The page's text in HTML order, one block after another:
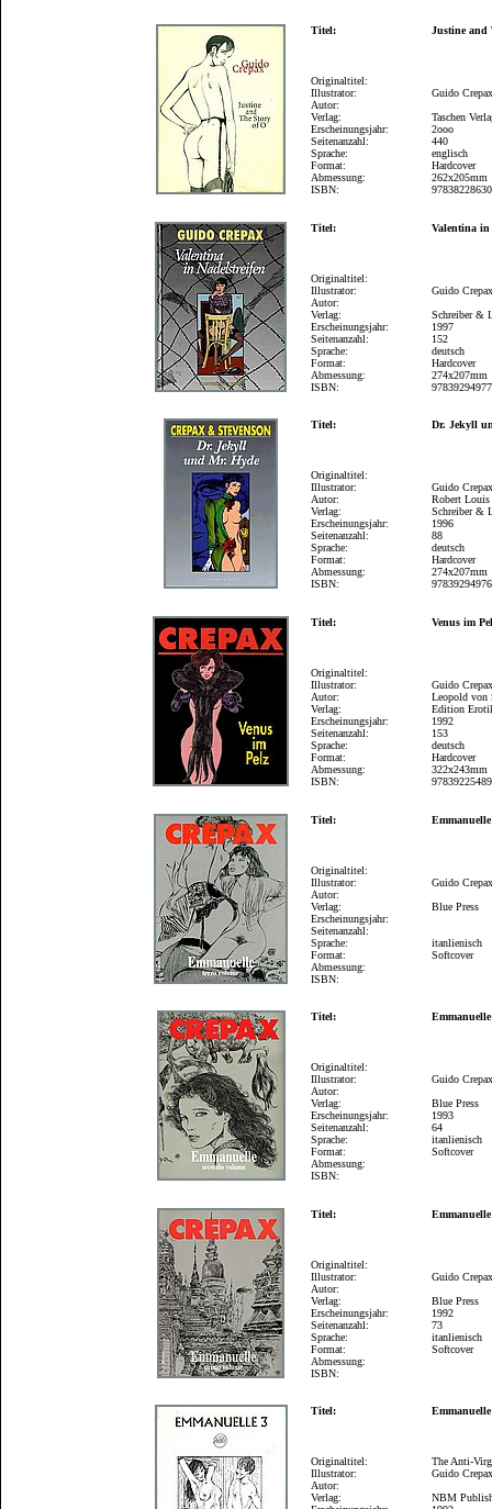
Titel: Justine and
Originaltitel:
Illustrator:
Autor:
Verlag:
Erscheinungsjahr:
Seitenanzahl:
Sprache:
Format:
Abmessung:
ISBN:
Guido
Taschen
2ooo
440
englisch
Hardcover
262x205mm
Titel: Valentina in
Originaltitel:
Illustrator:
Autor:
Verlag:
Erscheinungsjahr:
Seitenanzahl:
Sprache:
Format:
Abmessung:
ISBN:
Guido
Schreiber &
1997
152
deutsch
Hardcover
274x207mm
Titel: Dr. Jekyll
Originaltitel:
Illustrator:
Autor:
Verlag:
Erscheinungsjahr:
Seitenanzahl:
Sprache:
Format:
Abmessung:
ISBN:
Guido
Robert Louis
Schreiber &
1996
88
deutsch
Hardcover
274x207mm
Titel: Venus im
Originaltitel:
Illustrator:
Autor:
Verlag:
Erscheinungsjahr:
Seitenanzahl:
Sprache:
Format:
Abmessung:
ISBN:
Guido
Leopold von
Edition
1992
153
deutsch
Hardcover
322x243mm
Titel:
Originaltitel:
Illustrator:
Autor:
Verlag:
Erscheinungsjahr:
Seitenanzahl:
Sprache:
Format:
Abmessung:
ISBN:
Guido
Blue Press
itanlienisch
Softcover
Titel:
Originaltitel:
Illustrator:
Autor:
Verlag:
Erscheinungsjahr:
Seitenanzahl:
Sprache:
Format:
Abmessung:
ISBN:
Guido
Blue Press
1993
64
itanlienisch
Softcover
Titel:
Originaltitel:
Illustrator:
Autor:
Verlag:
Erscheinungsjahr:
Seitenanzahl:
Sprache:
Format:
Abmessung:
ISBN:
Guido
Blue Press
1992
73
itanlienisch
Softcover
Titel:
Originaltitel:
Illustrator:
Autor:
Verlag:
The Anti-
Guido
NBM